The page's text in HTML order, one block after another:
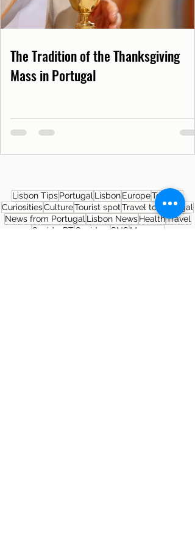
The Tradition of the Thanksgiving
Mass in Portugal
Lisbon TipsPortugal LisbonEuropeTourism
CuriositiesCultureTourist spotTravel to Portugal
News from Portugal Lisbon News HealthTravel
Covid19PTCovid-19 SNSMuseum